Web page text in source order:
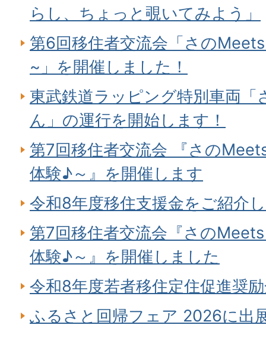
らし、ちょっと覗いてみよう」
第6回移住者交流会「さの
~」を開催しました！
東武鉄道ラッピング特別車両
ん」の運行を開始します！
第7回移住者交流会 『さの
体験♪～』を開催します
令和8年度移住支援金をご紹介
第7回移住者交流会『さの
体験♪～』を開催しました
令和8年度若者移住定住促進奨
ふるさと回帰フェア 2026に出